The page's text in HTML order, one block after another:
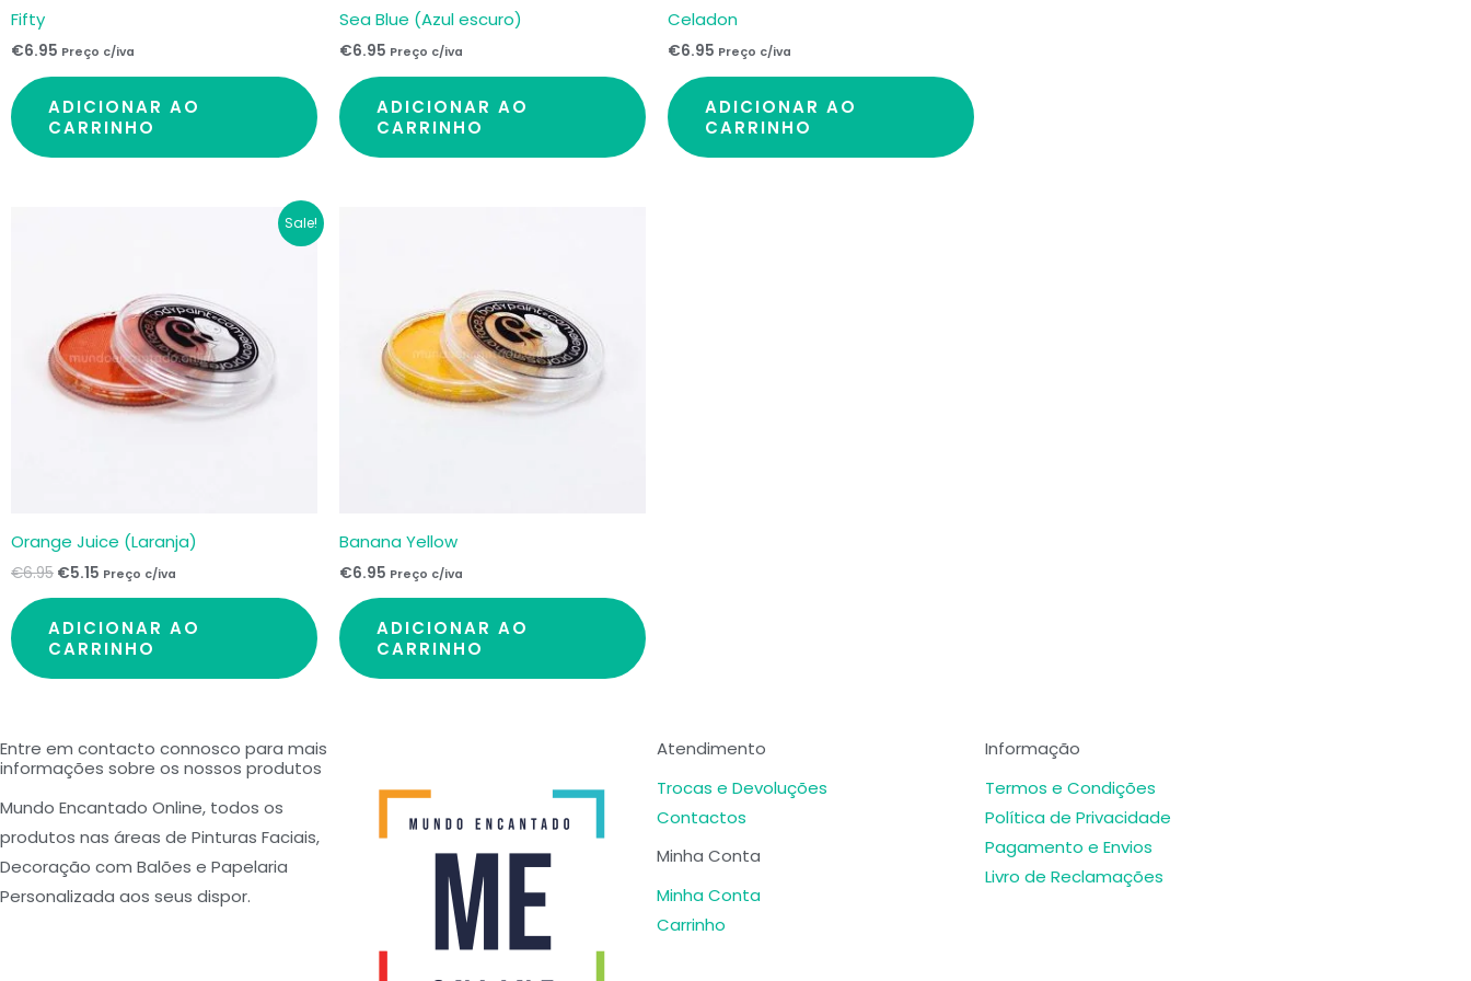
Fifty
€6.95 Preço c/iva
ADICIONAR AO
CARRINHO
Sea Blue (Azul escuro)
€6.95 Preço c/iva
ADICIONAR AO
CARRINHO
Celadon
€6.95 Preço c/iva
ADICIONAR AO
CARRINHO
Sale!
Orange Juice (Laranja)
€6.95 €5.15 Preço c/iva
ADICIONAR AO
CARRINHO
Banana Yellow
€6.95 Preço c/iva
ADICIONAR AO
CARRINHO
Entre em contacto connosco para mais
informações sobre os nossos produtos
Mundo Encantado Online, todos os
produtos nas áreas de Pinturas Faciais,
Decoração com Balões e Papelaria
Personalizada aos seus dispor.
Atendimento
Trocas e Devoluções
Contactos
Minha Conta
Minha Conta
Carrinho
Informação
Termos e Condições
Política de Privacidade
Pagamento e Envios
Livro de Reclamações